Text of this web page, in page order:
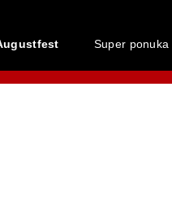
Super ponuka